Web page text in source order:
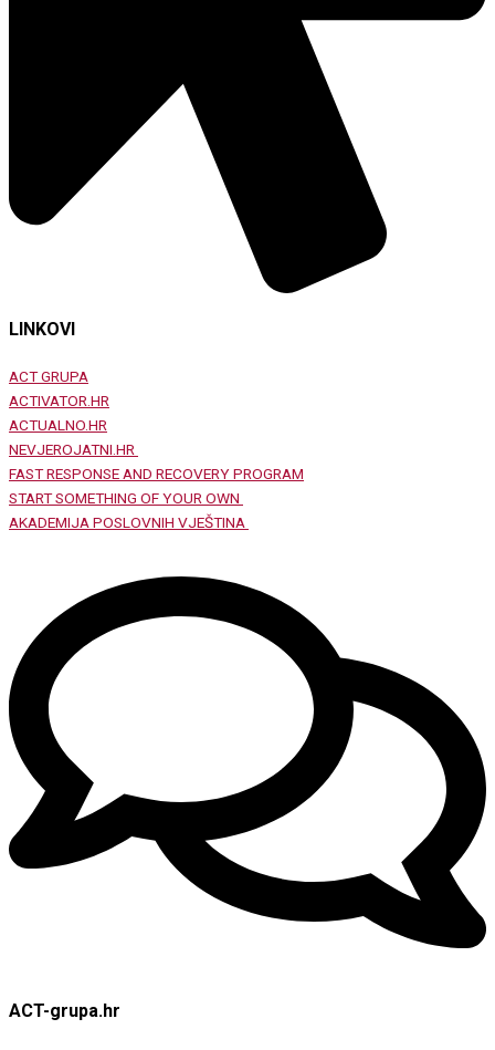
LINKOVI
ACT GRUPA
ACTIVATOR.HR
ACTUALNO.HR
NEVJEROJATNI.HR
FAST RESPONSE AND RECOVERY PROGRAM
START SOMETHING OF YOUR OWN
AKADEMIJA POSLOVNIH VJEŠTINA
ACT-grupa.hr